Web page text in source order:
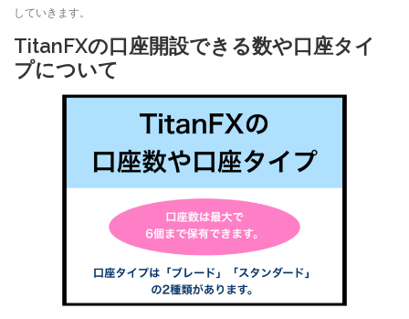
していきます。
TitanFXの口座開設できる数や口座タイ
プについて